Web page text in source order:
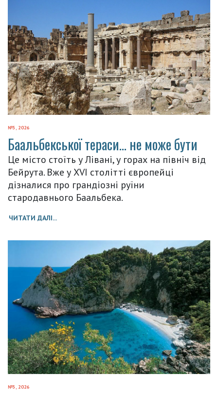
№5, 2026
Баальбекської тераси… не може бути
Це місто стоїть у Лівані, у горах на північ від
Бейрута. Вже у XVI столітті європейці
дізналися про грандіозні руїни
стародавнього Баальбека.
ЧИТАТИ ДАЛІ...
№5, 2026